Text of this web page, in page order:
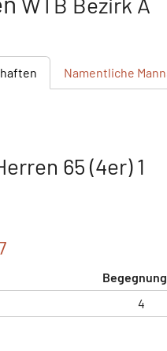
Namentliche
65 (4er) 1
4